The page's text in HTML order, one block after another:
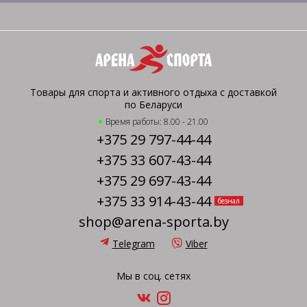
Товары для спорта и активного отдыха с доставкой
по Беларуси
Время работы: 8.00 - 21.00
+375 29 797-44-44
+375 33 607-43-44
+375 29 697-43-44
+375 33 914-43-44
безнал
shop@arena-sporta.by
Telegram Viber
Мы в соц. сетях